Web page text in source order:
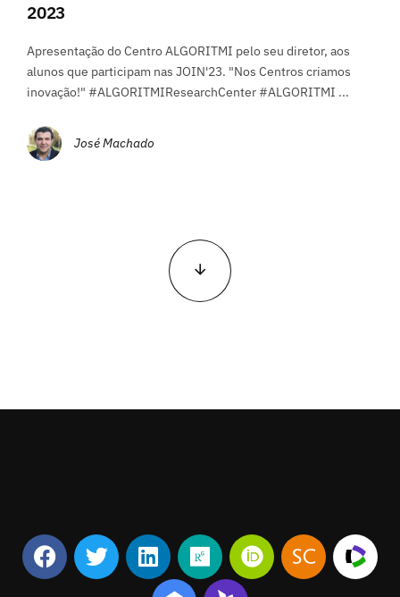
2023
Apresentação do Centro ALGORITMI pelo seu diretor, aos
alunos que participam nas JOIN'23. "Nos Centros criamos
inovação!" #ALGORITMIResearchCenter #ALGORITMI ...
José Machado